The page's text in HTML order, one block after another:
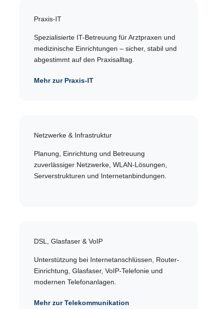
Praxis-IT
Spezialisierte IT-Betreuung für Arztpraxen und
medizinische Einrichtungen – sicher, stabil und
abgestimmt auf den Praxisalltag.
Mehr zur Praxis-IT
Netzwerke & Infrastruktur
Planung, Einrichtung und Betreuung
zuverlässiger Netzwerke, WLAN-Lösungen,
Serverstrukturen und Internetanbindungen.
DSL, Glasfaser & VoIP
Unterstützung bei Internetanschlüssen, Router-
Einrichtung, Glasfaser, VoIP-Telefonie und
modernen Telefonanlagen.
Mehr zur Telekommunikation